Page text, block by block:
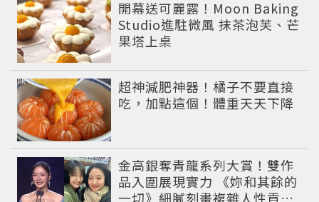
開幕送可麗露！Moon Baking
Studio進駐微風 抹茶泡芙、芒
果塔上桌
超神減肥神器！橘子不要直接
吃，加點這個！體重天天下降
PR
金高銀奪青龍系列大賞！雙作
品入圍展現實力 《妳和其餘的
一切》細膩刻畫複雜人性貢獻